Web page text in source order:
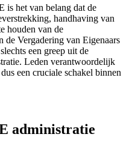
is het van belang dat de
handhaving van
houden van de
de Vergadering van Eigenaars
een greep uit de
Leden verantwoordelijk
een cruciale schakel binnen
administratie